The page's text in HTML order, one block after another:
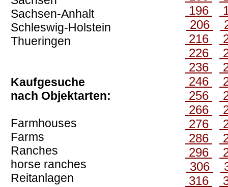
Sachsen-Anhalt
Schleswig-Holstein
Thueringen
Kaufgesuche
nach Objektarten:
Farmhouses
Farms
Ranches
horse ranches
Reitanlagen
196
206
216
226
236
246
256
266
276
286
296
306
316